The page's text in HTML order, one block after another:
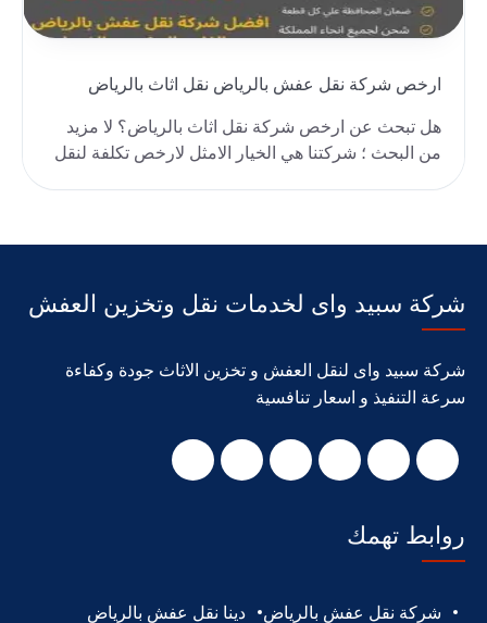
ارخص شركة نقل عفش بالرياض نقل اثاث بالرياض
هل تبحث عن ارخص شركة نقل اثاث بالرياض؟ لا مزيد
من البحث ؛ شركتنا هي الخيار الامثل لارخص تكلفة لنقل
شركة سبيد واى لخدمات نقل وتخزين العفش
شركة سبيد واى لنقل العفش و تخزين الاثاث جودة وكفاءة
سرعة التنفيذ و اسعار تنافسية
روابط تهمك
شركة نقل عفش بالرياض دينا نقل عفش بالرياض